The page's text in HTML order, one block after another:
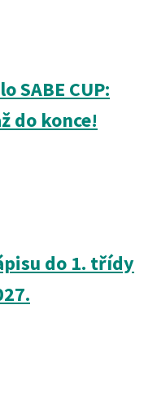
SABE CUP:
do konce!
do 1. třídy